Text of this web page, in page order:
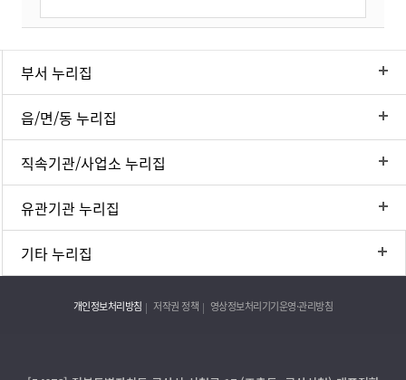
부서 누리집
읍/면/동 누리집
직속기관/사업소 누리집
유관기관 누리집
기타 누리집
개인정보처리방침 저작권 정책 영상정보처리기기운영·관리방침